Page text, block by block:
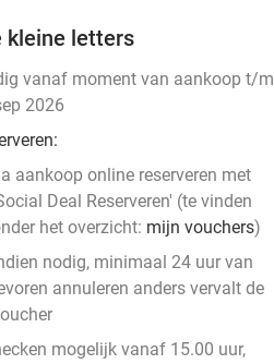
kleine letters
vanaf moment van aankoop t/m
2026
aankoop online reserveren met
Deal Reserveren' (te vinden
het overzicht: mijn vouchers)
nodig, minimaal 24 uur van
annuleren anders vervalt de
mogelijk vanaf 15.00 uur,